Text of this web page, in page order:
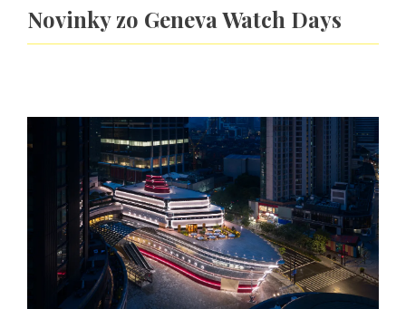
Novinky zo Geneva Watch Days